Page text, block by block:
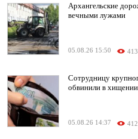
Архангельские
вечными лужами
05.08.26 15:50 413
Сотрудницу
обвинили в
05.08.26 14:37 412